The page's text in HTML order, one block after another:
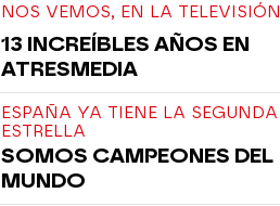
NOS VEMOS, EN LA TELEVISIÓN
13 INCREÍBLES AÑOS EN
ATRESMEDIA
ESPAÑA YA TIENE LA SEGUNDA
ESTRELLA
SOMOS CAMPEONES DEL
MUNDO